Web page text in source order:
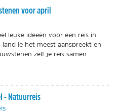
voor april
leuke ideeën voor een reis in
land je het meest aanspreekt en
zelf je reis samen.
- Natuurreis